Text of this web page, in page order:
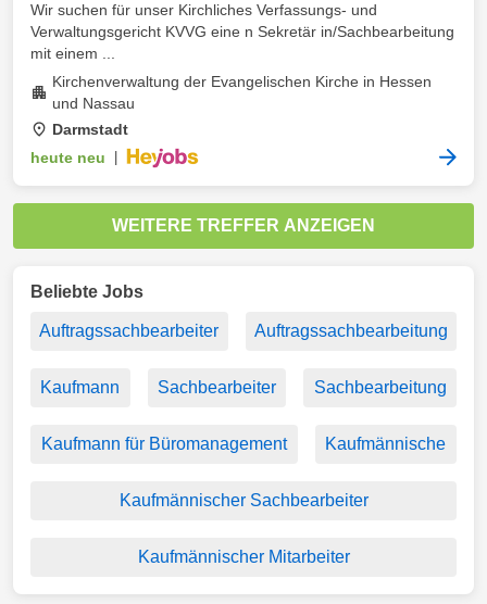
Wir suchen für unser Kirchliches Verfassungs- und
Verwaltungsgericht KVVG eine n Sekretär in/Sachbearbeitung
mit einem ...
Kirchenverwaltung der Evangelischen Kirche in Hessen
und Nassau
Darmstadt
heute neu
WEITERE TREFFER ANZEIGEN
Beliebte Jobs
Auftragssachbearbeiter Auftragssachbearbeitung
Kaufmann Sachbearbeiter Sachbearbeitung
Kaufmann für Büromanagement Kaufmännische
Kaufmännischer Sachbearbeiter
Kaufmännischer Mitarbeiter